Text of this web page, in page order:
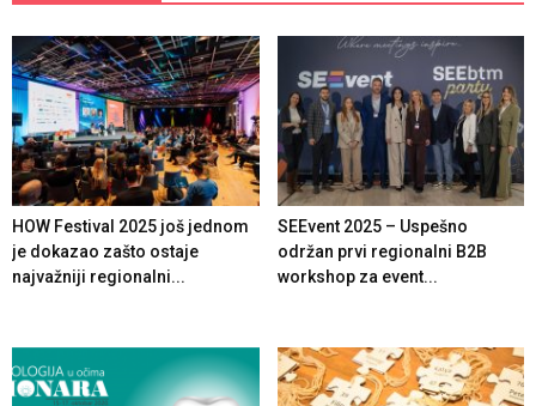
HOW Festival 2025 još jednom
je dokazao zašto ostaje
najvažniji regionalni...
SEEvent 2025 – Uspešno
održan prvi regionalni B2B
workshop za event...